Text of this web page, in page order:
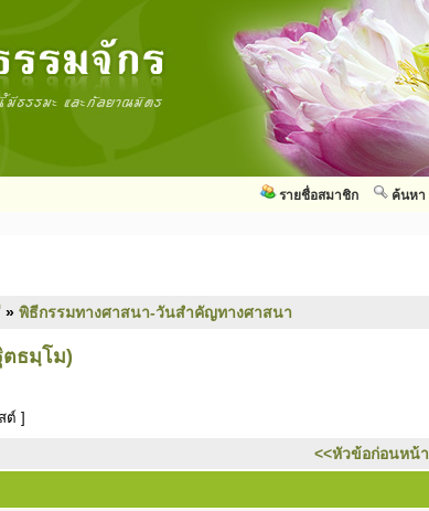
ค้นหา
รายชื่อสมาชิก
» พิธีกรรมทางศาสนา-วันสำคัญทางศาสนา
ตธมฺโม)
ต์ ]
<<หัวข้อก่อนหน้า